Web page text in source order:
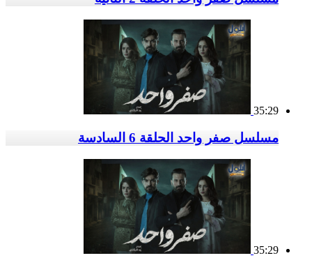
35:29
مسلسل صفر واحد الحلقة 6 السادسة
35:29